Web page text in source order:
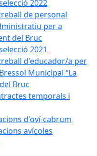
2022
de personal
per a
del Bruc
2021
d'educador/a per
Municipal “La
Bruc
temporals i
d'oví-cabrum
avícoles